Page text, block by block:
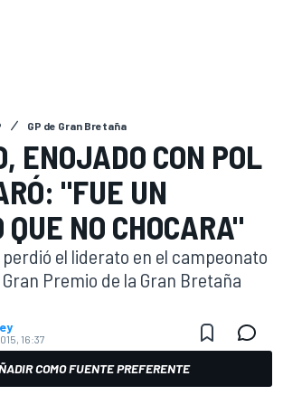
GP de Gran Bretaña
ENOJADO CON POL
"FUE UN
NO CHOCARA"
el liderato en el campeonato
Premio de la Gran Bretaña
16:37
COMO FUENTE PREFERENTE